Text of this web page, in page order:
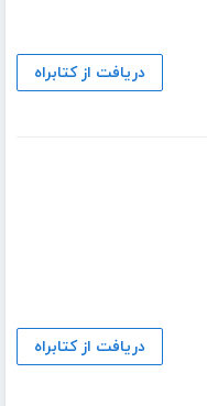
دریافت از کتابراه
دریافت از کتابراه